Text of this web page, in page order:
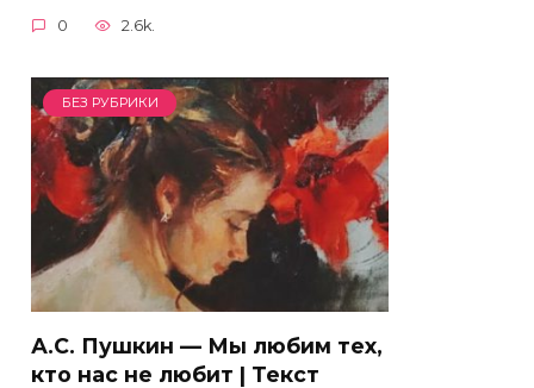
0 2.6k.
БЕЗ РУБРИКИ
А.С. Пушкин — Мы любим тех,
кто нас не любит | Текст